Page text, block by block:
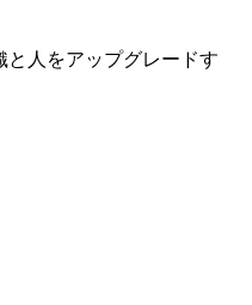
と人をアップグレードす